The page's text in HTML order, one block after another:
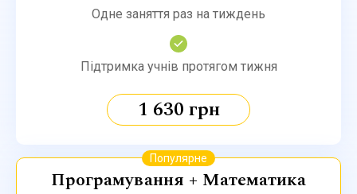
Одне заняття раз на тиждень
Підтримка учнів протягом тижня
1 630 грн
Програмування + Математика
Популярне